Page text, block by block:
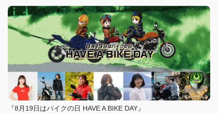
『8月19日はバイクの日 HAVE A BIKE DAY』